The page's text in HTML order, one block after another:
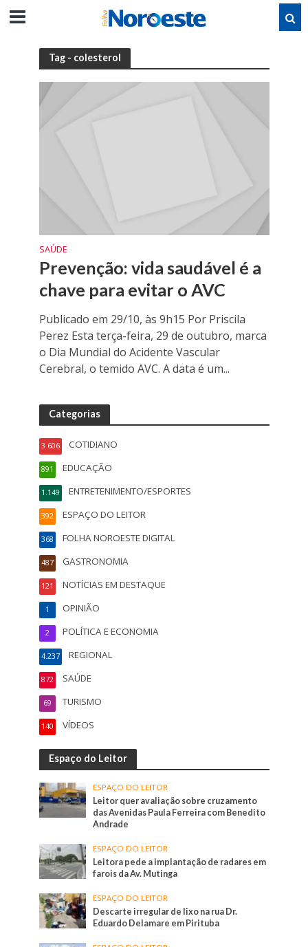
Tag - colesterol
SAÚDE
Prevenção: vida saudável é a
chave para evitar o AVC
Publicado em 29/10, às 9h15 Por Priscila
Perez Esta terça-feira, 29 de outubro, marca
o Dia Mundial do Acidente Vascular
Cerebral, o temido AVC. A data é um...
Categorias
COTIDIANO
3.606
EDUCAÇÃO
891
ENTRETENIMENTO/ESPORTES
1.149
ESPAÇO DO LEITOR
392
FOLHA NOROESTE DIGITAL
368
GASTRONOMIA
487
NOTÍCIAS EM DESTAQUE
121
OPINIÃO
1
POLÍTICA E ECONOMIA
2
REGIONAL
4.237
SAÚDE
872
TURISMO
69
VÍDEOS
140
Espaço do Leitor
ESPAÇO DO LEITOR
Leitor quer avaliação sobre cruzamento
das Avenidas Paula Ferreira com Benedito
Andrade
ESPAÇO DO LEITOR
Leitora pede a implantação de radares em
farois da Av. Mutinga
ESPAÇO DO LEITOR
Descarte irregular de lixo na rua Dr.
Eduardo Delamare em Pirituba